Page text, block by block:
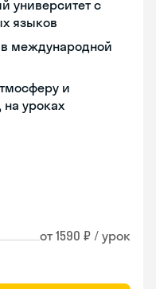
университет с
языков
международной
и
уроках
от 1590 ₽ / урок